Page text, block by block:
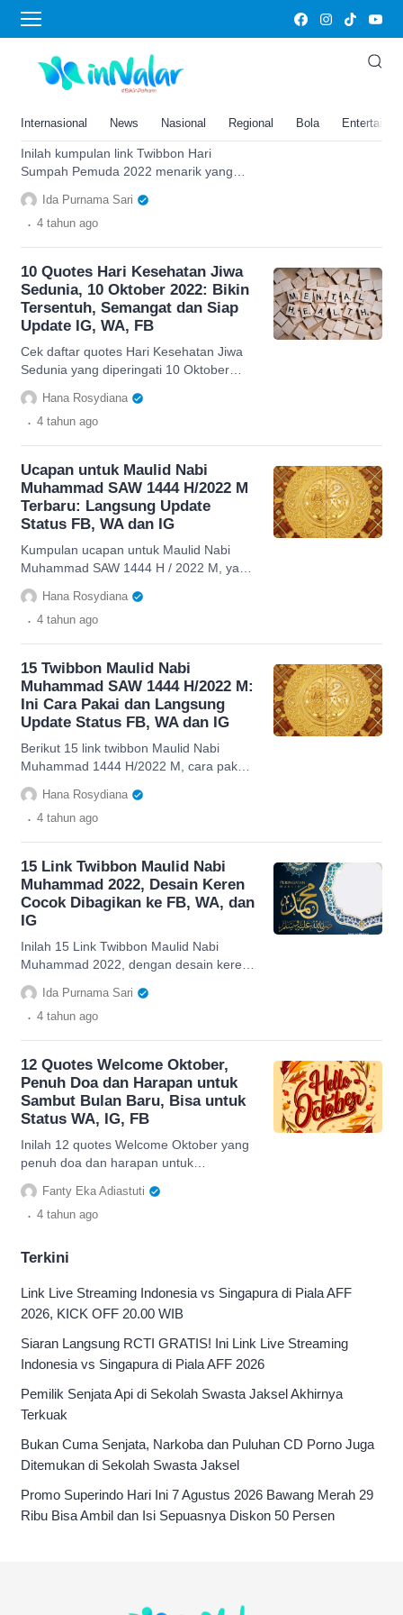
Internasional News Nasional Regional Bola
FB
Kumpulan Link Twibbon Hari
Sumpah Pemuda 2022 Menarik,
FB, dan WA
Inilah kumpulan link Twibbon Hari
Sumpah Pemuda 2022 menarik yang
cocok untuk dibagikan ke IG, FB, dan
WA.
Ida Purnama Sari
. 4 tahun ago
10 Quotes Hari Kesehatan Jiwa
Sedunia, 10 Oktober 2022: Bikin
Tersentuh, Semangat dan Siap
Update IG, WA, FB
Cek daftar quotes Hari Kesehatan Jiwa
Sedunia yang diperingati 10 Oktober
2022. Ucapan ini penuh semangat dan
bisa dibagikan ke sosmed
Hana Rosydiana
. 4 tahun ago
Ucapan untuk Maulid Nabi
Muhammad SAW 1444 H/2022 M
Terbaru: Langsung Update
Status FB, WA dan IG
Kumpulan ucapan untuk Maulid Nabi
Muhammad SAW 1444 H / 2022 M, yang
penuh makna menyentuh dan cocok
untuk update status FB, IG dan WA
Hana Rosydiana
. 4 tahun ago
15 Twibbon Maulid Nabi
Muhammad SAW 1444 H/2022 M:
Ini Cara Pakai dan Langsung
Update Status FB, WA dan IG
Berikut 15 link twibbon Maulid Nabi
Muhammad 1444 H/2022 M, cara pakai
untuk update ke FB, WA dan IG, yang
mana diperingati pada 8 Oktober
Hana Rosydiana
. 4 tahun ago
15 Link Twibbon Maulid Nabi
Muhammad 2022, Desain Keren
Cocok Dibagikan ke FB, WA, dan
IG
Inilah 15 Link Twibbon Maulid Nabi
Muhammad 2022, dengan desain keren
cocok dibagikn ke FB (Facebook), WA
(WhatsApp), dan IG (Instagram).
Ida Purnama Sari
. 4 tahun ago
12 Quotes Welcome Oktober,
Penuh Doa dan Harapan untuk
Sambut Bulan Baru, Bisa untuk
Status WA, IG, FB
Inilah 12 quotes Welcome Oktober yang
penuh doa dan harapan untuk
menyambut bulan baru. Bisa untuk
status WA, IG, FB.
Fanty Eka Adiastuti
. 4 tahun ago
Terkini
Link Live Streaming Indonesia vs Singapura di Piala AFF
2026, KICK OFF 20.00 WIB
Siaran Langsung RCTI GRATIS! Ini Link Live Streaming
Indonesia vs Singapura di Piala AFF 2026
Pemilik Senjata Api di Sekolah Swasta Jaksel Akhirnya
Terkuak
Bukan Cuma Senjata, Narkoba dan Puluhan CD Porno Juga
Ditemukan di Sekolah Swasta Jaksel
Promo Superindo Hari Ini 7 Agustus 2026 Bawang Merah 29
Ribu Bisa Ambil dan Isi Sepuasnya Diskon 50 Persen